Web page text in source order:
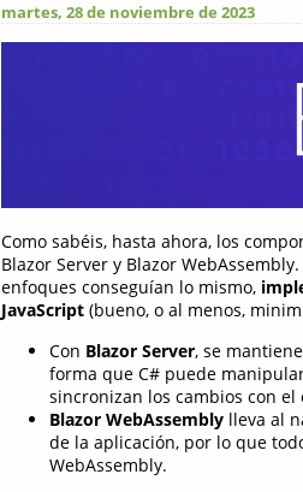
martes, 28 de noviembre de 2023
Como sabéis, hasta ahora, los
Blazor Server y Blazor
enfoques conseguían lo mismo,
JavaScript (bueno, o al menos,
Con Blazor Server, se
forma que C# puede
sincronizan los cambios con el
Blazor WebAssembly lleva al
de la aplicación, por lo que
WebAssembly.